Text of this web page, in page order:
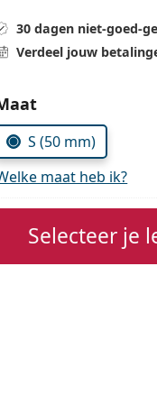
30 dagen niet-goed-
Verdeel jouw
S (50 mm)
maat heb ik?
Selecteer je